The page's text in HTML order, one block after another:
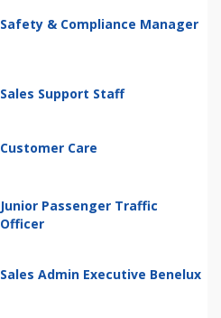
Safety & Compliance Manager
Sales Support Staff
Customer Care
Junior Passenger Traffic
Officer
Sales Admin Executive Benelux